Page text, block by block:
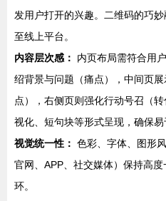
发用户打开的兴趣。二维码的巧
至线上平台。
内容层次感：
内页布局需符合用
绍背景与问题（痛点），中间页
点），右侧页则强化行动号召（
视化、短句块等形式呈现，确保易
视觉统一性： 色彩、字体、图形
官网、APP、社交媒体）保持高
环。